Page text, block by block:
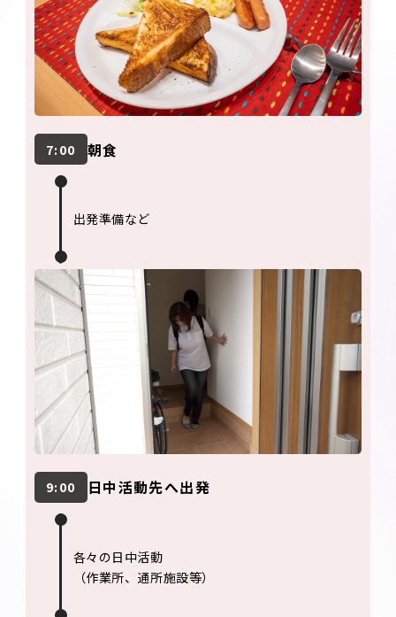
7:00 朝食
出発準備など
9:00 日中活動先へ出発
各々の日中活動
（作業所、通所施設等）